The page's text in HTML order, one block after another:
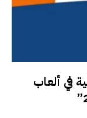
ورياضية في ألعاب